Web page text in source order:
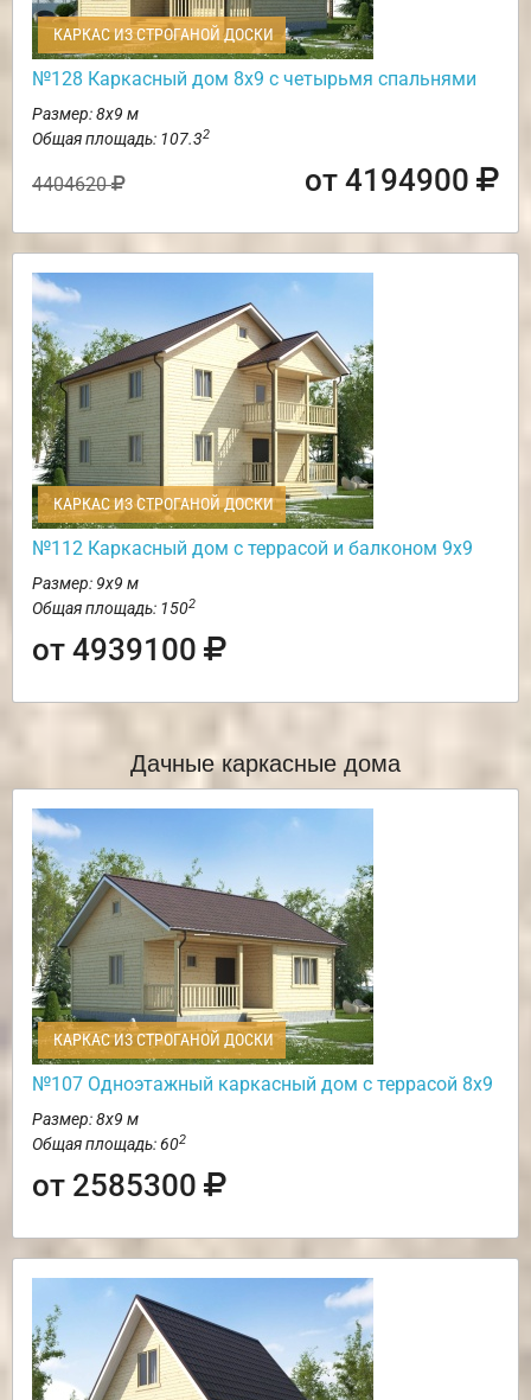
КАРКАС ИЗ СТРОГАНОЙ ДОСКИ
№128 Каркасный дом 8х9 с четырьмя спальнями
Размер: 8х9 м
Общая площадь: 107.32
4404620 от 4194900
КАРКАС ИЗ СТРОГАНОЙ ДОСКИ
№112 Каркасный дом с террасой и балконом 9х9
Размер: 9х9 м
Общая площадь: 1502
от 4939100
Дачные каркасные дома
КАРКАС ИЗ СТРОГАНОЙ ДОСКИ
№107 Одноэтажный каркасный дом с террасой 8х9
Размер: 8х9 м
Общая площадь: 602
от 2585300